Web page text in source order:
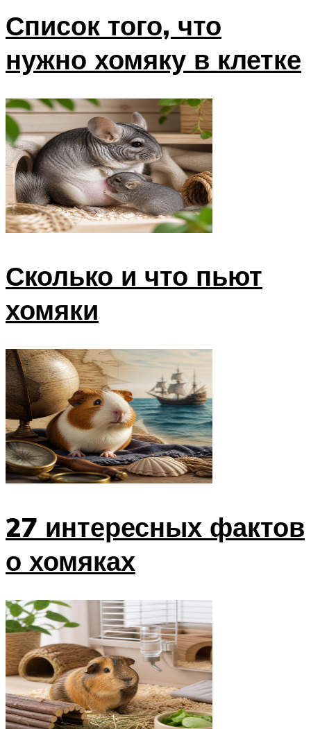
Список того, что
нужно хомяку в клетке
Сколько и что пьют
хомяки
27 интересных фактов
о хомяках